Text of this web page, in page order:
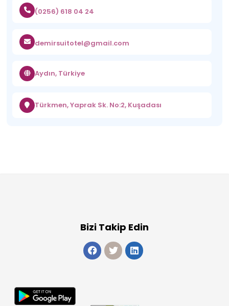
(0256) 618 04 24
demirsuitotel@gmail.com
Aydın, Türkiye
Türkmen, Yaprak Sk. No:2, Kuşadası
Bizi Takip Edin